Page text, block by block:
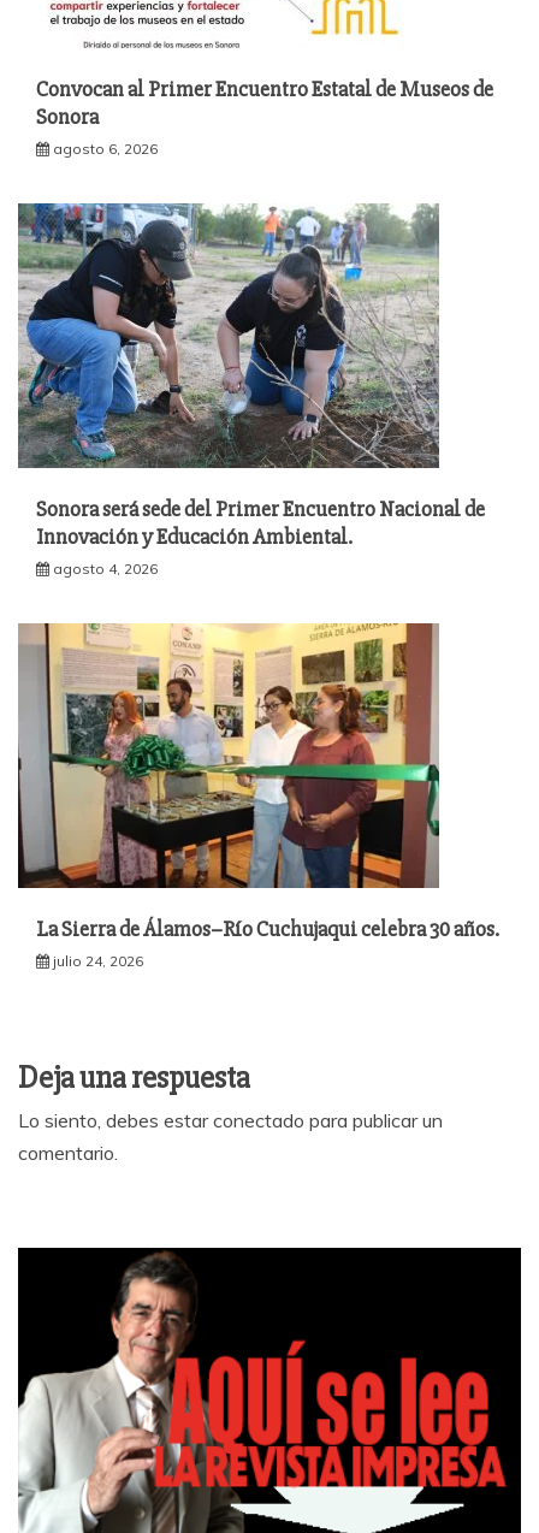
Convocan al Primer Encuentro Estatal de Museos de
Sonora
agosto 6, 2026
Sonora será sede del Primer Encuentro Nacional de
Innovación y Educación Ambiental.
agosto 4, 2026
La Sierra de Álamos–Río Cuchujaqui celebra 30 años.
julio 24, 2026
Deja una respuesta
Lo siento, debes estarconectado para publicar un
comentario.